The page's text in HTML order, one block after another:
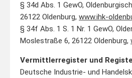
§ 34d Abs. 1 GewO,
26122 Oldenburg, www.ihk-
§ 34f Abs. 1 S. 1 Nr. 1 GewO,
Moslestraße 6, 26122 Oldenburg,
Vermittlerregister und
Deutsche Industrie- und